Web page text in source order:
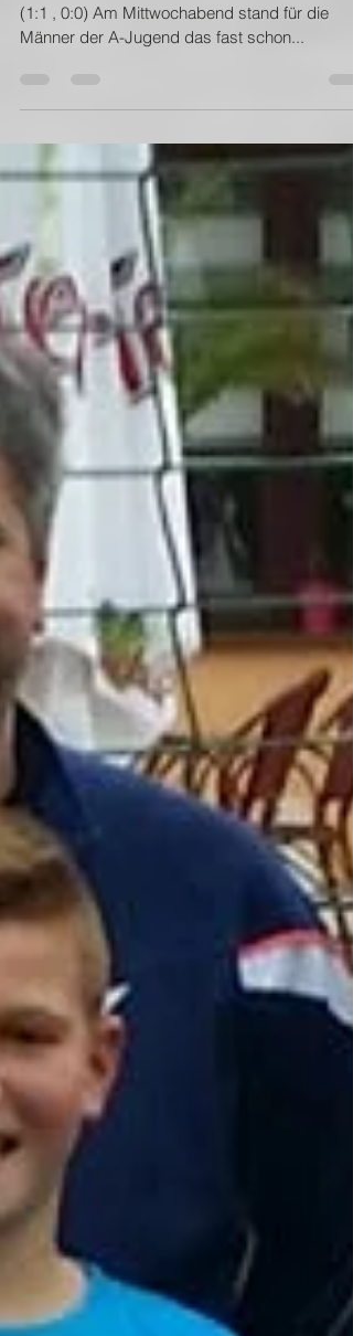
(1:1 , 0:0) Am Mittwochabend stand für die
Männer der A-Jugend das fast schon...